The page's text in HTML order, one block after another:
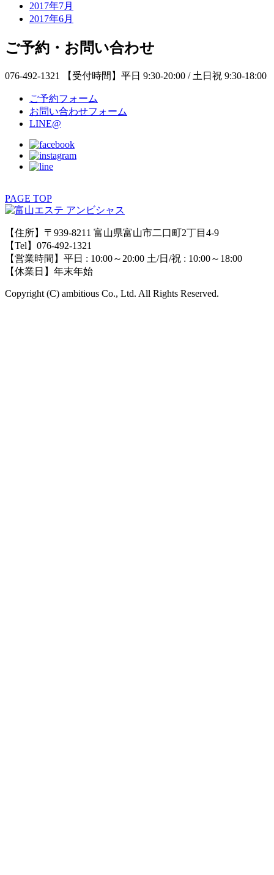
2017年7月
2017年6月
ご予約・お問い合わせ
076-492-1321 【受付時間】平日 9:30-20:00 / 土日祝 9:30-18:00
ご予約フォーム
お問い合わせフォーム
LINE@
PAGE TOP
【住所】〒939-8211 富山県富山市二口町2丁目4-9
【Tel】076-492-1321
【営業時間】平日 : 10:00～20:00 土/日/祝 : 10:00～18:00
【休業日】年末年始
Copyright (C) ambitious Co., Ltd. All Rights Reserved.